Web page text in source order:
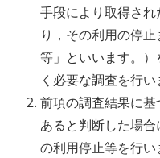
手段により取得さ
り，その利用の停
等」といいます。
く必要な調査を行い
前項の調査結果に
あると判断した場
の利用停止等を行い